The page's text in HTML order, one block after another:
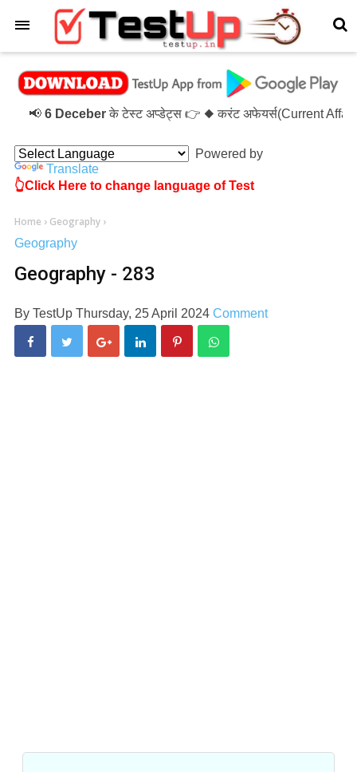
6 Deceberके टेस्ट अप्डेट्स 👉 ◆ करंट अफेयर्स(Current Affairs)-
Powered by
Translate
👆Click Here to change language of Test
Home › Geography ›
Geography
Geography - 283
By TestUp Thursday, 25 April 2024 Comment